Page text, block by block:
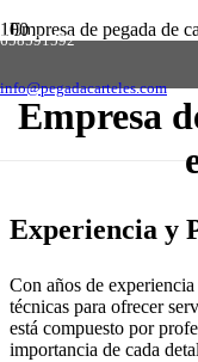
658591592
info@pegadacarteles.com
Empresa de pegada de
solicite presupuesto sin
Empresa
Experiencia y
Con años de
técnicas para ofrecer
está compuesto por
importancia de cada